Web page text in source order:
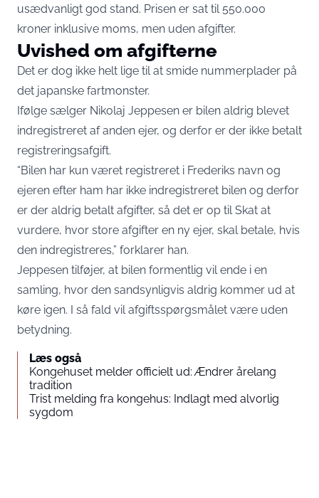
usædvanligt god stand. Prisen er sat til 550.000
kroner inklusive moms, men uden afgifter.
Uvished om afgifterne
Det er dog ikke helt lige til at smide nummerplader på
det japanske fartmonster.
Ifølge sælger Nikolaj Jeppesen er bilen aldrig blevet
indregistreret af anden ejer, og derfor er der ikke betalt
registreringsafgift.
“Bilen har kun været registreret i Frederiks navn og
ejeren efter ham har ikke indregistreret bilen og derfor
er der aldrig betalt afgifter, så det er op til Skat at
vurdere, hvor store afgifter en ny ejer, skal betale, hvis
den indregistreres,” forklarer han.
Jeppesen tilføjer, at bilen formentlig vil ende i en
samling, hvor den sandsynligvis aldrig kommer ud at
køre igen. I så fald vil afgiftsspørgsmålet være uden
betydning.
Læs også
Kongehuset melder officielt ud: Ændrer årelang
tradition
Trist melding fra kongehus: Indlagt med alvorlig
sygdom